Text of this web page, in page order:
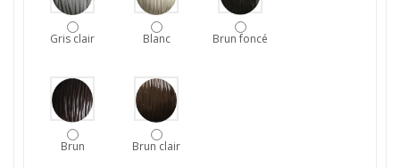
Gris clair Blanc Brun foncé
Brun Brun clair